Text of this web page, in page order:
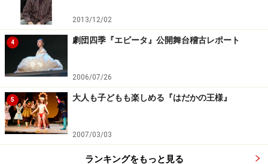
2013/12/02
4 劇団四季『エビータ』公開舞台稽古レポート
2006/07/26
5 大人も子どもも楽しめる『はだかの王様』
2007/03/03
ランキングをもっと見る